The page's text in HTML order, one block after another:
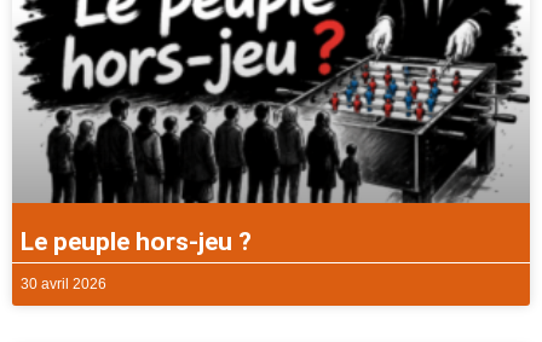
Le peuple hors-jeu ?
30 avril 2026